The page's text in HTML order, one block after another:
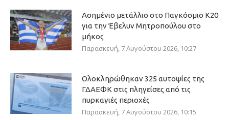
Ασημένιο μετάλλιο στο Παγκόσμιο Κ20
για την Έβελυν Μητροπούλου στο
μήκος
Παρασκευή, 7 Αυγούστου 2026, 10:27
Ολοκληρώθηκαν 325 αυτοψίες της
ΓΔΑΕΦΚ στις πληγείσες από τις
πυρκαγιές περιοχές
Παρασκευή, 7 Αυγούστου 2026, 10:15